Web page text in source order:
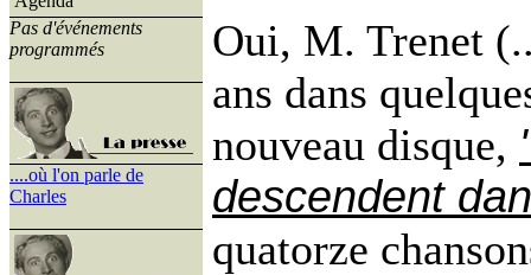
Pas d'événements
programmés
....où l'on parle de
Charles
Oui, M. Trenet
ans dans
nouveau disque,
descendent
quatorze